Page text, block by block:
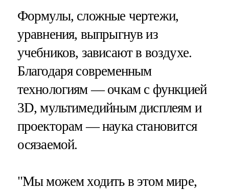
Формулы, сложные чертежи,
уравнения, выпрыгнув из
учебников, зависают в воздухе.
Благодаря современным
технологиям — очкам с функцией
3D, мультимедийным дисплеям и
проекторам — наука становится
осязаемой.
"Мы можем ходить в этом мире,